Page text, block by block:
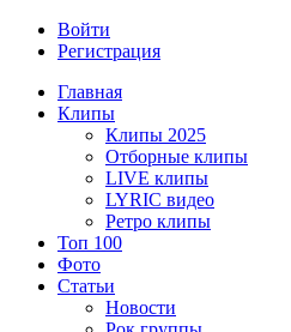
Войти
Регистрация
Главная
Клипы
Клипы 2025
Отборные клипы
LIVE клипы
LYRIC видео
Ретро клипы
Топ 100
Фото
Статьи
Новости